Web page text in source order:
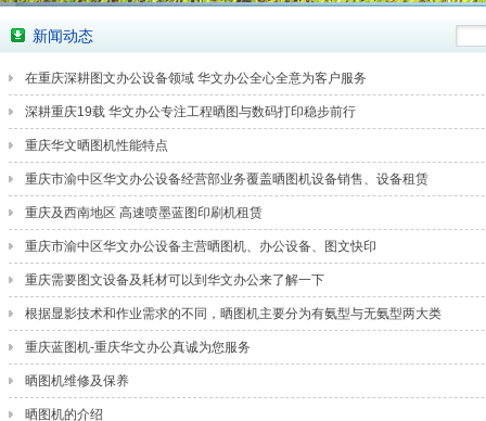
新闻动态
在重庆深耕图文办公设备领域 华文办公全心全意为客户服务
深耕重庆19载 华文办公专注工程晒图与数码打印稳步前行
重庆华文晒图机性能特点
重庆市渝中区华文办公设备经营部业务覆盖晒图机设备销售、设备租赁
重庆及西南地区 高速喷墨蓝图印刷机租赁
重庆市渝中区华文办公设备主营晒图机、办公设备、图文快印
重庆需要图文设备及耗材可以到华文办公来了解一下
根据显影技术和作业需求的不同，晒图机主要分为有氨型与无氨型两大类
重庆蓝图机-重庆华文办公真诚为您服务
晒图机维修及保养
晒图机的介绍